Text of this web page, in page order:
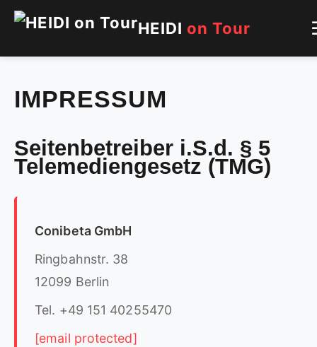
HEIDI on Tour
IMPRESSUM
Seitenbetreiber i.S.d. § 5
Telemediengesetz (TMG)
Conibeta GmbH
Ringbahnstr. 38
12099 Berlin
Tel. +49 151 40255470
[email protected]